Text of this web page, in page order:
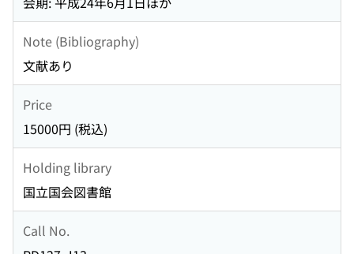
Note (Bibliography)
文献あり
Price
15000円 (税込)
Holding library
国立国会図書館
Call No.